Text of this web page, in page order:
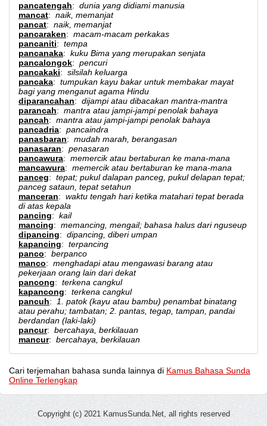
pancatengah: dunia yang didiami manusia
mancat: naik, memanjat
pancat: naik, memanjat
pancaraken: macam-macam perkakas
pancaniti: tempa
pancanaka: kuku Bima yang merupakan senjata
pancalongok: pencuri
pancakaki: silsilah keluarga
pancaka: tumpukan kayu bakar untuk membakar mayat
bagi yang menganut agama Hindu
diparancahan: dijampi atau dibacakan mantra-mantra
parancah: mantra atau jampi-jampi penolak bahaya
pancah: mantra atau jampi-jampi penolak bahaya
pancadria: pancaindra
panasbaran: mudah marah, berangasan
panasaran: penasaran
pancawura: memercik atau bertaburan ke mana-mana
mancawura: memercik atau bertaburan ke mana-mana
panceg: tepat; pukul dalapan panceg, pukul delapan tepat;
panceg sataun, tepat setahun
manceran: waktu tengah hari ketika matahari tepat berada
di atas kepala
pancing: kail
mancing: memancing, mengail; bahasa halus dari nguseup
dipancing: dipancing, diberi umpan
kapancing: terpancing
panco: berpanco
manco: menghadapi atau mengawasi barang atau
pekerjaan orang lain dari dekat
pancong: terkena cangkul
kapancong: terkena cangkul
pancuh:
1. patok (kayu atau bambu) penambat binatang
atau perahu; tambatan; 2. pantas, tegap, tampan, pandai
berdandan (laki-laki)
pancur: bercahaya, berkilauan
mancur: bercahaya, berkilauan
Cari terjemahan bahasa sunda lainnya di Kamus Bahasa Sunda
Online Terlengkap
Copyright (c) 2021 KamusSunda.Net, all rights reserved